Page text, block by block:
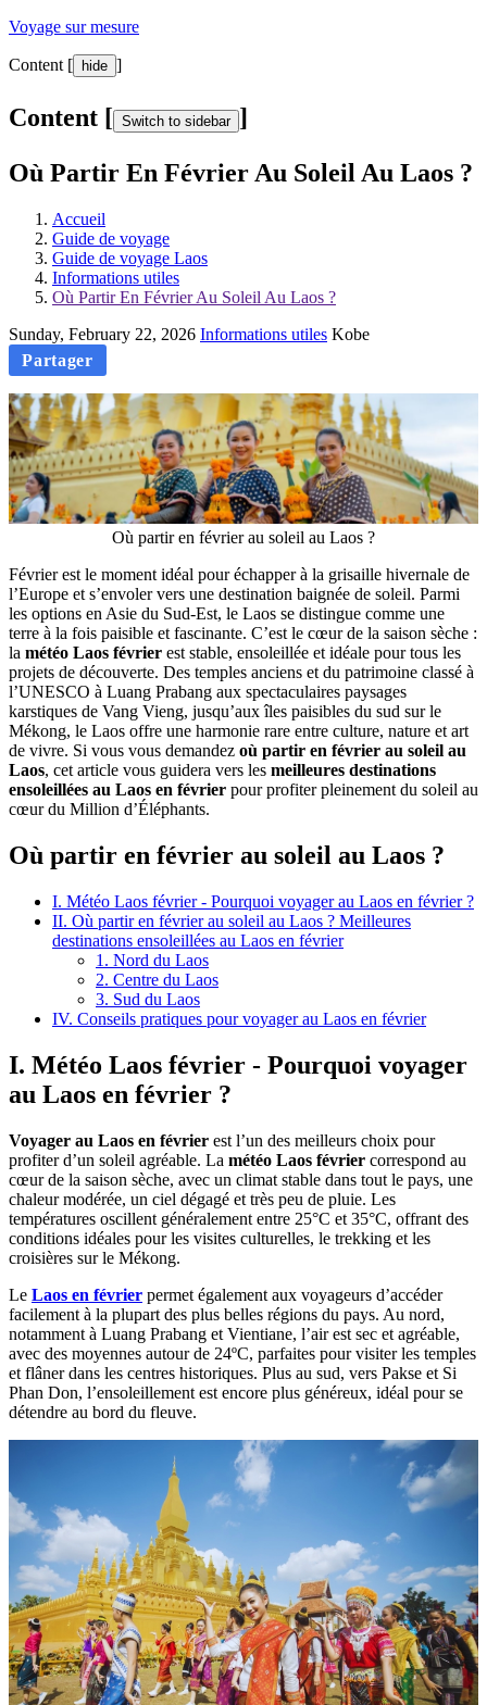
Voyage sur mesure
Content [ hide ]
Content [ Switch to sidebar ]
Où Partir En Février Au Soleil Au Laos ?
Accueil
Guide de voyage
Guide de voyage Laos
Informations utiles
Où Partir En Février Au Soleil Au Laos ?
Sunday, February 22, 2026 Informations utiles Kobe
Partager
Où partir en février au soleil au Laos ?
Février est le moment idéal pour échapper à la grisaille hivernale de
l’Europe et s’envoler vers une destination baignée de soleil. Parmi
les options en Asie du Sud-Est, le Laos se distingue comme une
terre à la fois paisible et fascinante. C’est le cœur de la saison sèche :
la météo Laos février est stable, ensoleillée et idéale pour tous les
projets de découverte. Des temples anciens et du patrimoine classé à
l’UNESCO à Luang Prabang aux spectaculaires paysages
karstiques de Vang Vieng, jusqu’aux îles paisibles du sud sur le
Mékong, le Laos offre une harmonie rare entre culture, nature et art
de vivre. Si vous vous demandez où partir en février au soleil au
Laos, cet article vous guidera vers les meilleures destinations
ensoleillées au Laos en février pour profiter pleinement du soleil au
cœur du Million d’Éléphants.
Où partir en février au soleil au Laos ?
I. Météo Laos février - Pourquoi voyager au Laos en février ?
II. Où partir en février au soleil au Laos ? Meilleures
destinations ensoleillées au Laos en février
1. Nord du Laos
2. Centre du Laos
3. Sud du Laos
IV. Conseils pratiques pour voyager au Laos en février
I. Météo Laos février - Pourquoi voyager
au Laos en février ?
Voyager au Laos en février est l’un des meilleurs choix pour
profiter d’un soleil agréable. La météo Laos février correspond au
cœur de la saison sèche, avec un climat stable dans tout le pays, une
chaleur modérée, un ciel dégagé et très peu de pluie. Les
températures oscillent généralement entre 25°C et 35°C, offrant des
conditions idéales pour les visites culturelles, le trekking et les
croisières sur le Mékong.
Le Laos en février permet également aux voyageurs d’accéder
facilement à la plupart des plus belles régions du pays. Au nord,
notamment à Luang Prabang et Vientiane, l’air est sec et agréable,
avec des moyennes autour de 24ºC, parfaites pour visiter les temples
et flâner dans les centres historiques. Plus au sud, vers Pakse et Si
Phan Don, l’ensoleillement est encore plus généreux, idéal pour se
détendre au bord du fleuve.